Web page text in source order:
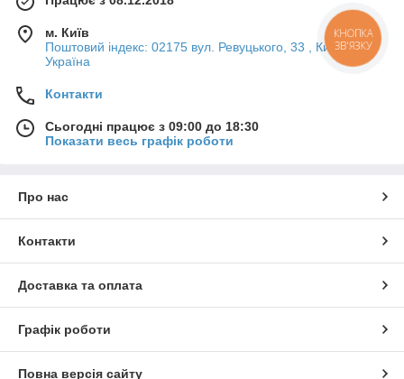
м. Київ
Поштовий індекс: 02175 вул. Ревуцького, 33 , Київ,
Україна
Контакти
Сьогодні працює з 09:00 до 18:30
Показати весь графік роботи
Про нас
Контакти
Доставка та оплата
Графік роботи
Повна версія сайту
КНОПКА
ЗВ'ЯЗКУ